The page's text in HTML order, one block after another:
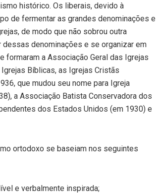
histórico. Os liberais, devido à
de fermentar as grandes denominações e
de modo que não sobrou outra
denominações e se organizar em
formaram a Associação Geral das Igrejas
Bíblicas, as Igrejas Cristãs
que mudou seu nome para Igreja
a Associação Batista Conservadora dos
dos Estados Unidos (em 1930) e
ortodoxo se baseiam nos seguintes
e verbalmente inspirada;